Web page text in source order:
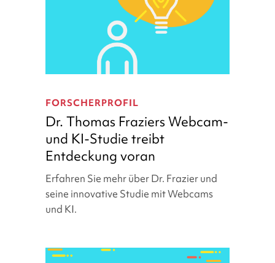
Thomas
Fraziers
Webcam-
und
KI-
treibt
Entdeckung
voran
FORSCHERPROFIL
Dr. Thomas Fraziers Webcam-
und KI-Studie treibt
Entdeckung voran
Erfahren Sie mehr über Dr. Frazier und
seine innovative Studie mit Webcams
und KI.